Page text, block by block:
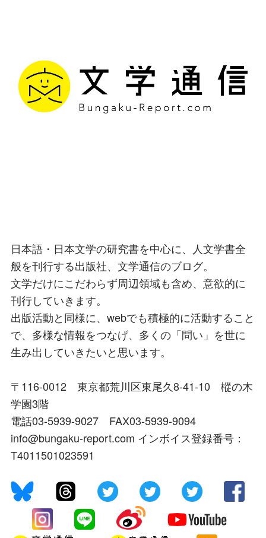
日本語・日本文学の研究書を中心に、人文学書全
般を刊行する出版社、文学通信のブログ。
文学だけにこだわらず周辺領域も含め、意欲的に
刊行していきます。
出版活動と同様に、webでも積極的に活動すること
で、多様な情報をつなげ、多くの「問い」を世に
生み出していきたいと思います。
〒116-0012 東京都荒川区東尾久8-41-10 樅の木
学園3階
電話03-5939-9027 FAX03-5939-9094
info@bungaku-report.com インボイス登録番号：
T4011501023591